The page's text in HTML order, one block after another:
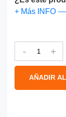
+ Más INFO
- +
AÑADIR